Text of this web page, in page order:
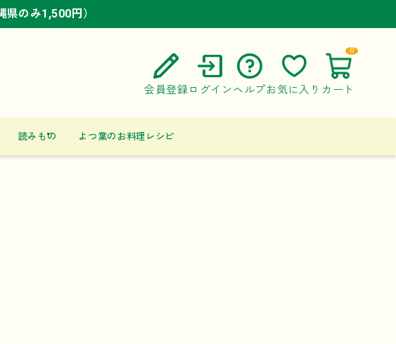
のみ1,500円）
のみ1,500円）
のみ1,500円）
会員登録 ログイン ヘルプ
ご利用ガイド
お問い合わせ
お気に入り カート
0
読みもの よつ葉のお料理レシピ